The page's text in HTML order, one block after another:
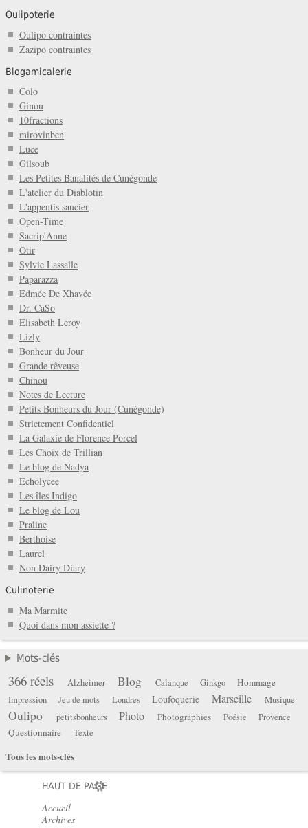
Oulipoterie
Oulipo contraintes
Zazipo contraintes
Blogamicalerie
Colo
Ginou
10fractions
mirovinben
Luce
Gilsoub
Les Petites Banalités de Cunégonde
L'atelier du Diablotin
L'appentis saucier
Open-Time
Sacrip'Anne
Otir
Sylvie Lassalle
Paparazza
Edmée De Xhavée
Dr. CaSo
Elisabeth Leroy
Lizly
Bonheur du Jour
Grande rêveuse
Chinou
Notes de Lecture
Petits Bonheurs du Jour (Cunégonde)
Strictement Confidentiel
La Galaxie de Florence Porcel
Les Choix de Trillian
Le blog de Nadya
Echolycee
Les îles Indigo
Le blog de Lou
Praline
Berthoise
Laurel
Non Dairy Diary
Culinoterie
Ma Marmite
Quoi dans mon assiette ?
Mots-clés
366 réels Alzheimer Blog Calanque Ginkgo Hommage
Impression Jeu de mots Londres Loufoquerie Marseille Musique
Oulipo petitsbonheurs Photo Photographies Poésie Provence
Questionnaire Texte
Tous les mots-clés
HAUT DE PAGE
Accueil
Archives